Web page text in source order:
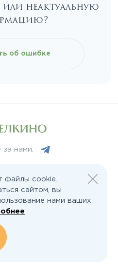
неактуальную
об ошибке
за нами:
файлы cookie.
сайтом, вы
нами ваших